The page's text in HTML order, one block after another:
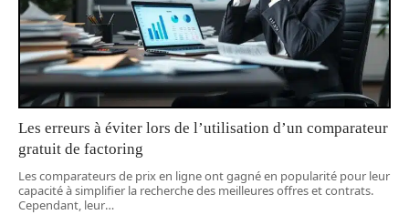
Les erreurs à éviter lors de l’utilisation d’un comparateur
gratuit de factoring
Les comparateurs de prix en ligne ont gagné en popularité pour leur
capacité à simplifier la recherche des meilleures offres et contrats.
Cependant, leur…